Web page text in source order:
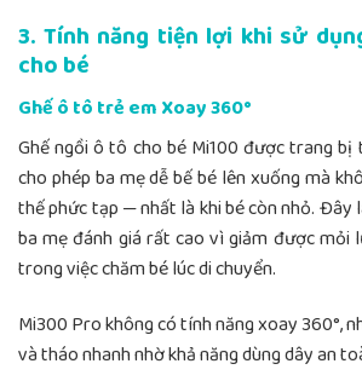
3. Tính năng tiện lợi khi sử
cho bé
Ghế ô tô trẻ em Xoay 360°
Ghế ngồi ô tô cho bé Mi100 được trang bị
cho phép ba mẹ dễ bế bé lên xuống mà
thế phức tạp — nhất là khi bé còn nhỏ. Đây
ba mẹ đánh giá rất cao vì giảm được mỏi
trong việc chăm bé lúc di chuyển.
Mi300 Pro không có tính năng xoay 360°,
và tháo nhanh nhờ khả năng dùng dây an